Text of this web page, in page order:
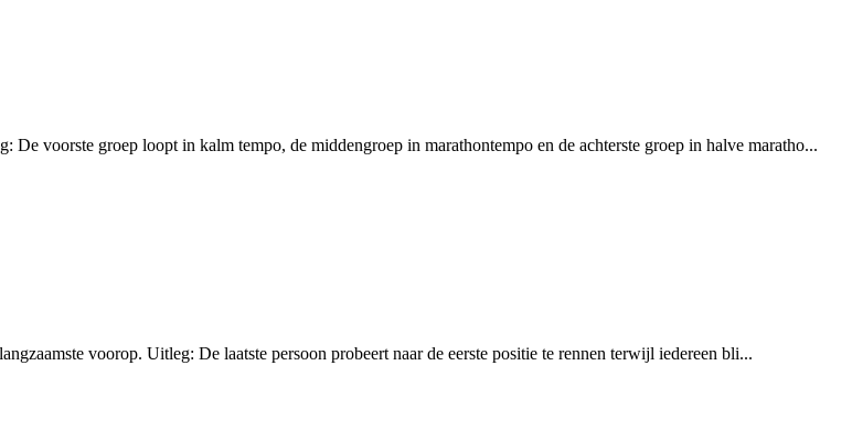
voorste groep loopt in kalm tempo, de middengroep in marathontempo en de achterste groep in halve maratho...
voorop. Uitleg: De laatste persoon probeert naar de eerste positie te rennen terwijl iedereen bli...